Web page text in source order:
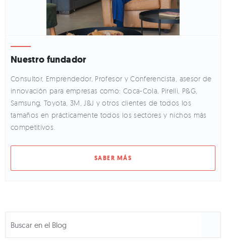
Nuestro fundador
Consultor, Emprendedor, Profesor y Conferencista, asesor de
innovación para empresas como: Coca-Cola, Pirelli, P&G,
Samsung, Toyota, 3M, J&J y otros clientes de todos los
tamaños en prácticamente todos los sectores y nichos más
competitivos.
SABER MÁS